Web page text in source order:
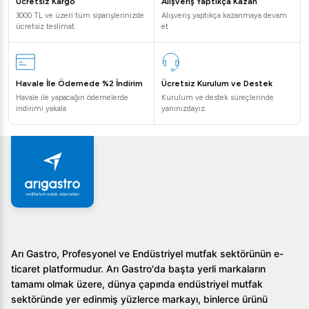
Yüksek dayanıklılık ve uzun ömürlü kullanım imkanı
sunar.
Kullanıcı dostu tasarımı ile konforlu bir kullanım sağlar.
Enerji tasarrufunu optimize eden bir yapı sunarak
maliyetleri düşürmeye yardımcı olur.
Her türden yemek pişirme senaryosuna uygun, esnek
pişirme seçenekleri sunar.
Öztiryakiler 900 Seri ızgaraya nasıl bakım
yapılmalıdır?
Izgaralar çıkarılabilir nitelikte olduğu için kolayca
3000 TL ve üzeri tüm siparişlerinizde
ücretsiz teslimat.
Alışveriş yaptıkça kazanmaya devam
et
Havale İle Ödemede %2 İndirim
Havale ile yapacağın ödemelerde
indirimi yakala
Ücretsiz Kurulum ve Destek
Kurulum ve destek süreçlerinde
yanınızdayız.
Arı Gastro, Profesyonel ve Endüstriyel mutfak sektörünün e-
ticaret platformudur. Arı Gastro'da başta yerli markaların
tamamı olmak üzere, dünya çapında endüstriyel mutfak
sektöründe yer edinmiş yüzlerce markayı, binlerce ürünü